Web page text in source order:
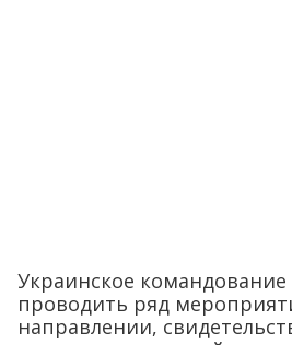
Украинское
проводить ряд
направлении,